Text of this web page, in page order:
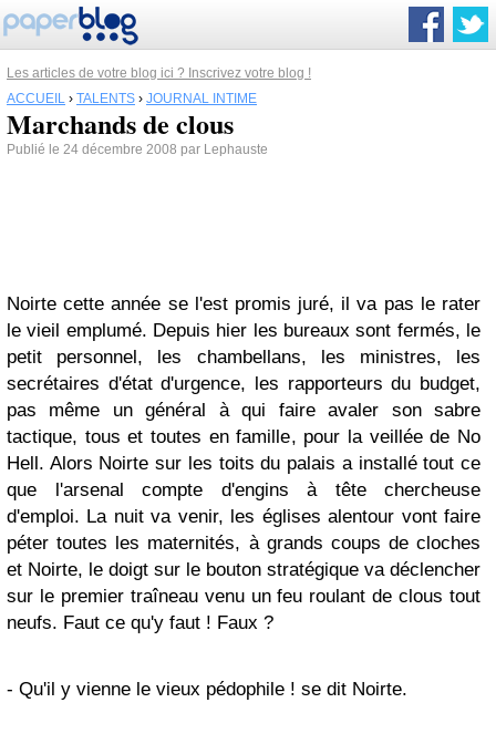
Les articles de votre blog ici ? Inscrivez votre blog !
ACCUEIL › TALENTS › JOURNAL INTIME
Marchands de clous
Publié le 24 décembre 2008 par Lephauste
Noirte cette année se l'est promis juré, il va pas le rater
le vieil emplumé. Depuis hier les bureaux sont fermés, le
petit personnel, les chambellans, les ministres, les
secrétaires d'état d'urgence, les rapporteurs du budget,
pas même un général à qui faire avaler son sabre
tactique, tous et toutes en famille, pour la veillée de No
Hell. Alors Noirte sur les toits du palais a installé tout ce
que l'arsenal compte d'engins à tête chercheuse
d'emploi. La nuit va venir, les églises alentour vont faire
péter toutes les maternités, à grands coups de cloches
et Noirte, le doigt sur le bouton stratégique va déclencher
sur le premier traîneau venu un feu roulant de clous tout
neufs. Faut ce qu'y faut ! Faux ?
- Qu'il y vienne le vieux pédophile ! se dit Noirte.